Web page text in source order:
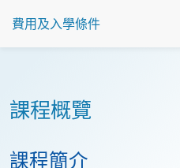
費用及入學條件
課程概覽
課程簡介